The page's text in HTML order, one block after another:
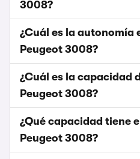
3008?
¿Cuál es la autonomía
Peugeot 3008?
¿Cuál es la capacidad
Peugeot 3008?
¿Qué capacidad tiene
Peugeot 3008?